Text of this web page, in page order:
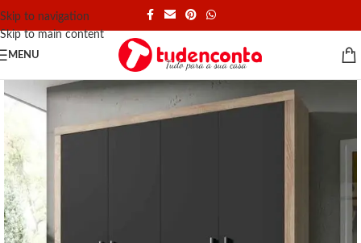
Skip to navigation
Skip to main content
MENU